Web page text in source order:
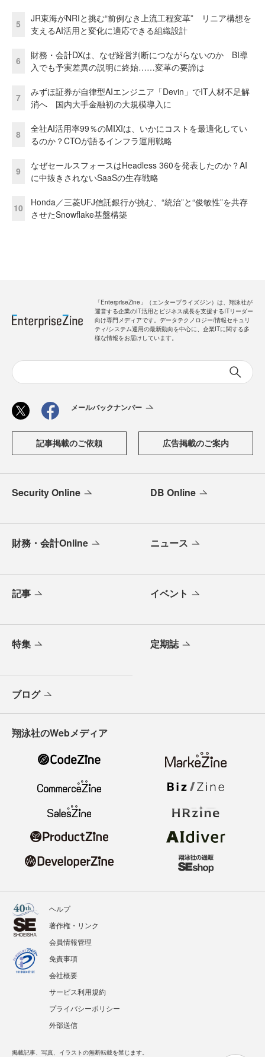
5
JR東海がNRIと挑む“前例なき上流工程変革” リニア構想を
支えるAI活用と変化に適応できる組織設計
6
財務・会計DXは、なぜ経営判断につながらないのか BI導
入でも予実差異の説明に終始……変革の要諦は
7
みずほ証券が自律型AIエンジニア「Devin」でIT人材不足解
消へ 国内大手金融初の大規模導入に
8
全社AI活用率99％のMIXIは、いかにコストを最適化してい
るのか？CTOが語るインフラ運用戦略
9
なぜセールスフォースはHeadless 360を発表したのか？AI
に中抜きされないSaaSの生存戦略
10
Honda／三菱UFJ信託銀行が挑む、“統治”と“俊敏性”を共存
させたSnowflake基盤構築
「EnterpriseZine」（エンタープライズジン）は、翔泳社が
運営する企業のIT活用とビジネス成長を支援するITリーダー
向け専門メディアです。データテクノロジー/情報セキュリ
ティ/システム運用の最新動向を中心に、企業ITに関する多
様な情報をお届けしています。
メールバックナンバー
記事掲載のご依頼 広告掲載のご案内
Security Online DB Online
財務・会計Online ニュース
記事 イベント
特集 定期誌
ブログ
翔泳社のWebメディア
ヘルプ
著作権・リンク
会員情報管理
免責事項
会社概要
サービス利用規約
プライバシーポリシー
外部送信
掲載記事、写真、イラストの無断転載を禁じます。